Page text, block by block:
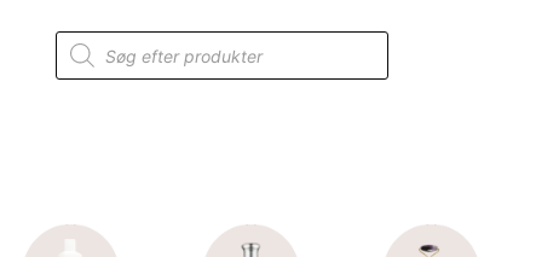
Products
search